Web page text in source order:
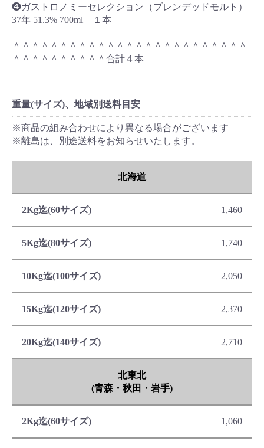
❹ガストロノミーセレクション（ブレンデッドモルト）
37年 51.3% 700ml １本
＾＾＾＾＾＾＾＾＾＾＾＾＾＾＾＾＾＾＾＾＾＾＾＾＾
＾＾＾＾＾＾＾＾＾＾合計４本
重量(サイズ)、地域別送料目安
※商品の組み合わせにより異なる場合がございます
※離島は、別途送料をお知らせいたします。
北海道
1,460
1,740
2,050
2,370
2,710
北東北
(青森・秋田・岩手)
1,060